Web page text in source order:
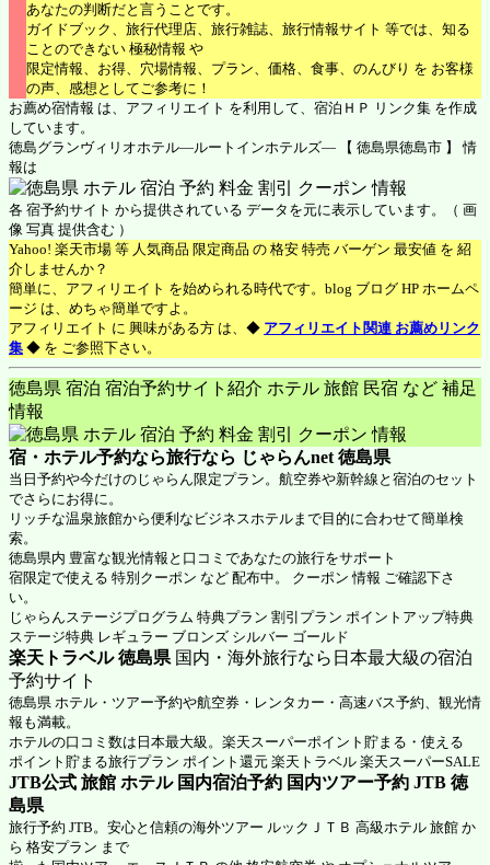
あなたの判断だと言うことです。
ガイドブック、旅行代理店、旅行雑誌、旅行情報サイト 等では、知る
ことのできない 極秘情報 や
限定情報、お得、穴場情報、プラン、価格、食事、のんびり を お客様
の声、感想としてご参考に！
お薦め宿情報 は、アフィリエイト を利用して、宿泊ＨＰ リンク集 を作成
しています。
徳島グランヴィリオホテル―ルートインホテルズ― 【 徳島県徳島市 】 情
報は
各 宿予約サイト から提供されている データを元に表示しています。（ 画
像 写真 提供含む ）
Yahoo! 楽天市場 等 人気商品 限定商品 の 格安 特売 バーゲン 最安値 を 紹
介しませんか？
簡単に、アフィリエイト を始められる時代です。blog ブログ HP ホームペ
ージ は、めちゃ簡単ですよ。
アフィリエイト に 興味がある方 は、◆ アフィリエイト関連 お薦めリンク
集 ◆ を ご参照下さい。
徳島県 宿泊 宿泊予約サイト紹介 ホテル 旅館 民宿 など 補足
情報
宿・ホテル予約なら旅行なら じゃらんnet 徳島県
当日予約や今だけのじゃらん限定プラン。航空券や新幹線と宿泊のセット
でさらにお得に。
リッチな温泉旅館から便利なビジネスホテルまで目的に合わせて簡単検
索。
徳島県内 豊富な観光情報と口コミであなたの旅行をサポート
宿限定で使える 特別クーポン など 配布中。 クーポン 情報 ご確認下さ
い。
じゃらんステージプログラム 特典プラン 割引プラン ポイントアップ特典
ステージ特典 レギュラー ブロンズ シルバー ゴールド
楽天トラベル 徳島県 国内・海外旅行なら日本最大級の宿泊
予約サイト
徳島県 ホテル・ツアー予約や航空券・レンタカー・高速バス予約、観光情
報も満載。
ホテルの口コミ数は日本最大級。楽天スーパーポイント貯まる・使える
ポイント貯まる旅行プラン ポイント還元 楽天トラベル 楽天スーパーSALE
JTB公式 旅館 ホテル 国内宿泊予約 国内ツアー予約 JTB 徳
島県
旅行予約 JTB。安心と信頼の海外ツアー ルックＪＴＢ 高級ホテル 旅館 か
ら 格安プラン まで